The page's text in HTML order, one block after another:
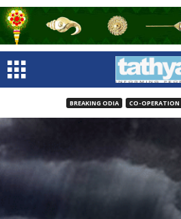
BREAKING ODIA CO-OPERATION